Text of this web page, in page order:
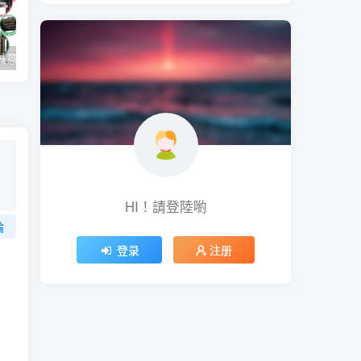
1/12 掌上機房誠意滿滿附網路線風扇插座 但乖乖請自備 網路線卡榫斷掉免重做 3D列印補強小工具
HI！請登陸喲
登录 注册